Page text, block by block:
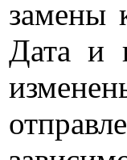
замены
Дата и